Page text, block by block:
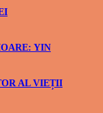
YIN
AL VIEȚII